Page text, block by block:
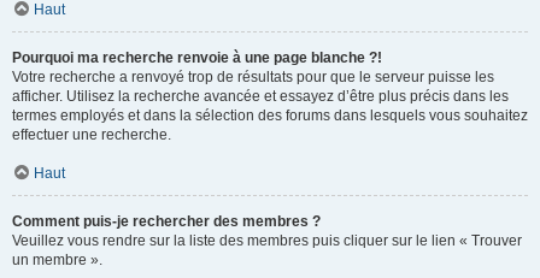
Haut
Pourquoi ma recherche renvoie à une page blanche ?!
Votre recherche a renvoyé trop de résultats pour que le serveur puisse les
afficher. Utilisez la recherche avancée et essayez d’être plus précis dans les
termes employés et dans la sélection des forums dans lesquels vous souhaitez
effectuer une recherche.
Haut
Comment puis-je rechercher des membres ?
Veuillez vous rendre sur la liste des membres puis cliquer sur le lien « Trouver
un membre ».